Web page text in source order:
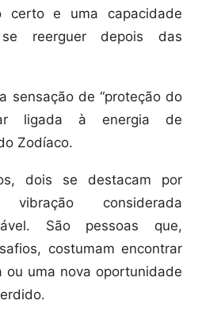
certo e uma capacidade
reerguer depois das
sensação de “proteção do
ligada à energia de
Zodíaco.
dois se destacam por
considerada
São pessoas que,
costumam encontrar
ou uma nova oportunidade